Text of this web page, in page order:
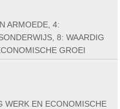
ARMOEDE, 4:
8: WAARDIG
GROEI
WERK EN ECONOMISCHE